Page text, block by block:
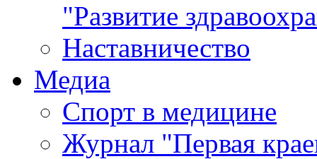
"Развитие
Наставничество
Медиа
Спорт в медицине
Журнал "Первая